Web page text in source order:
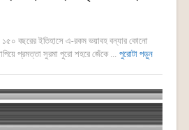
১৫০ বছরের ইতিহাসে এ-রকম ভয়াবহ বন্যার কোনো
প্রমত্তা সুরমা পুরো শহরে জেঁকে ... পুরোটা পড়ুন